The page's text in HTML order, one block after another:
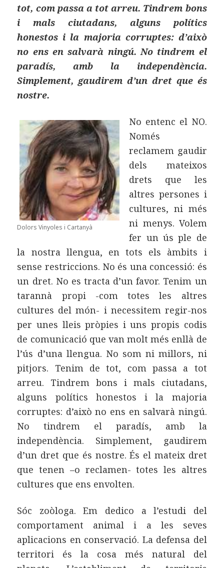
tot, com passa a tot arreu. Tindrem bons
i mals ciutadans, alguns polítics
honestos i la majoria corruptes: d’això
no ens en salvarà ningú. No tindrem el
paradís, amb la independència.
Simplement, gaudirem d’un dret que és
nostre.
Dolors Vinyoles i Cartanyà
No entenc el NO.
Només
reclamem gaudir
dels mateixos
drets que les
altres persones i
cultures, ni més
ni menys. Volem
fer un ús ple de
la nostra llengua, en tots els àmbits i
sense restriccions. No és una concessió: és
un dret. No es tracta d’un favor. Tenim un
tarannà propi -com totes les altres
cultures del món- i necessitem regir-nos
per unes lleis pròpies i uns propis codis
de comunicació que van molt més enllà de
l’ús d’una llengua. No som ni millors, ni
pitjors. Tenim de tot, com passa a tot
arreu. Tindrem bons i mals ciutadans,
alguns polítics honestos i la majoria
corruptes: d’això no ens en salvarà ningú.
No tindrem el paradís, amb la
independència. Simplement, gaudirem
d’un dret que és nostre. És el mateix dret
que tenen –o reclamen- totes les altres
cultures que ens envolten.
Sóc zoòloga. Em dedico a l’estudi del
comportament animal i a les seves
aplicacions en conservació. La defensa del
territori és la cosa més natural del